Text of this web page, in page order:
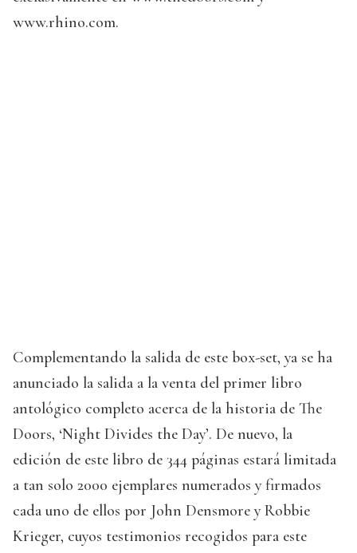
www.rhino.com.
Complementando la salida de este box-set, ya se ha
anunciado la salida a la venta del primer libro
antológico completo acerca de la historia de The
Doors, ‘Night Divides the Day’. De nuevo, la
edición de este libro de 344 páginas estará limitada
a tan solo 2000 ejemplares numerados y firmados
cada uno de ellos por John Densmore y Robbie
Krieger, cuyos testimonios recogidos para este